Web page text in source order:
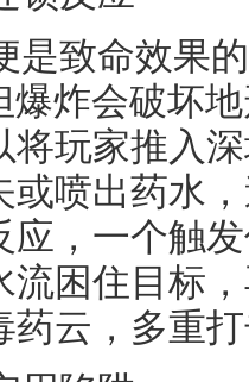
是致命效果
爆炸会破坏
将玩家推入
或喷出药水
应，一个触
流困住目标
药云，多重